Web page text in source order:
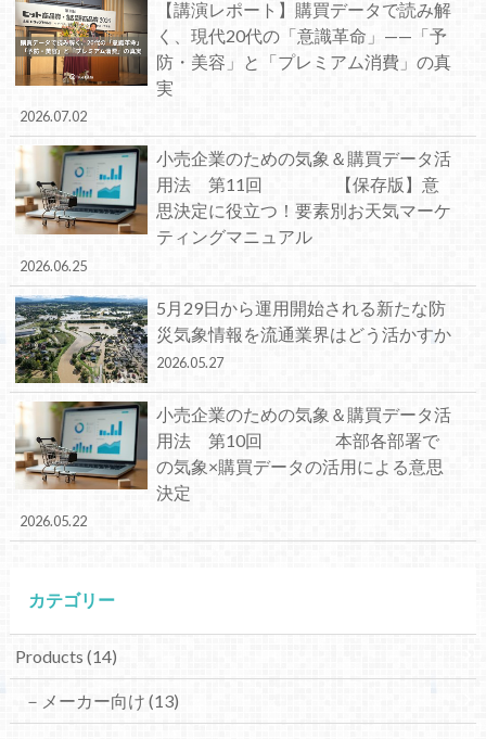
【講演レポート】購買データで読み解
く、現代20代の「意識革命」——「予
防・美容」と「プレミアム消費」の真
実
2026.07.02
小売企業のための気象＆購買データ活
用法 第11回 【保存版】意
思決定に役立つ！要素別お天気マーケ
ティングマニュアル
2026.06.25
5月29日から運用開始される新たな防
災気象情報を流通業界はどう活かすか
2026.05.27
小売企業のための気象＆購買データ活
用法 第10回 本部各部署で
の気象×購買データの活用による意思
決定
2026.05.22
カテゴリー
Products (14)
－メーカー向け (13)